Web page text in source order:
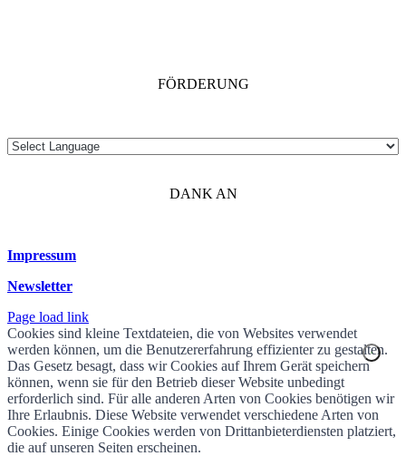
FÖRDERUNG
DANK AN
Impressum
Newsletter
Page load link
Cookies sind kleine Textdateien, die von Websites verwendet
werden können, um die Benutzererfahrung effizienter zu gestalten.
Das Gesetz besagt, dass wir Cookies auf Ihrem Gerät speichern
können, wenn sie für den Betrieb dieser Website unbedingt
erforderlich sind. Für alle anderen Arten von Cookies benötigen wir
Ihre Erlaubnis. Diese Website verwendet verschiedene Arten von
Cookies. Einige Cookies werden von Drittanbieterdiensten platziert,
die auf unseren Seiten erscheinen.